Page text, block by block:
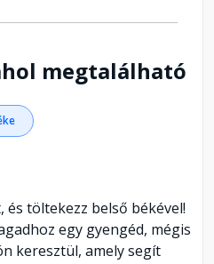
megtalálható
és töltekezz belső békével!
egy gyengéd, mégis
keresztül, amely segít